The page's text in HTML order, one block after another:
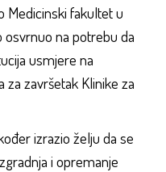
Medicinski fakultet u
osvrnuo na potrebu da
usmjere na
za završetak Klinike za
izrazio želju da se
i opremanje